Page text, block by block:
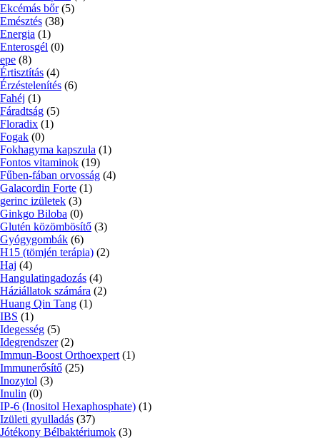
Ekcémás bőr (5)
Emésztés (38)
Energia (1)
Enterosgél (0)
epe (8)
Értisztítás (4)
Érzéstelenítés (6)
Fahéj (1)
Fáradtság (5)
Floradix (1)
Fogak (0)
Fokhagyma kapszula (1)
Fontos vitaminok (19)
Fűben-fában orvosság (4)
Galacordin Forte (1)
gerinc izületek (3)
Ginkgo Biloba (0)
Glutén közömbösítő (3)
Gyógygombák (6)
H15 (tömjén terápia) (2)
Haj (4)
Hangulatingadozás (4)
Háziállatok számára (2)
Huang Qin Tang (1)
IBS (1)
Idegesség (5)
Idegrendszer (2)
Immun-Boost Orthoexpert (1)
Immunerősítő (25)
Inozytol (3)
Inulin (0)
IP-6 (Inositol Hexaphosphate) (1)
Izületi gyulladás (37)
Jótékony Bélbaktériumok (3)